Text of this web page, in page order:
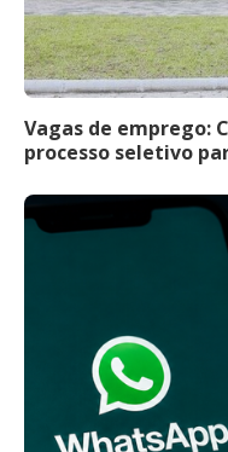
Vagas de emprego:
processo seletivo